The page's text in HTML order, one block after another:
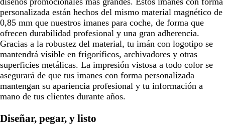
personalizada están hechos del mismo material magnético de
0,85 mm que nuestros imanes para coche, de forma que
ofrecen durabilidad profesional y una gran adherencia.
Gracias a la robustez del material, tu imán con logotipo se
mantendrá visible en frigoríficos, archivadores y otras
superficies metálicas. La impresión vistosa a todo color se
asegurará de que tus imanes con forma personalizada
mantengan su apariencia profesional y tu información a
mano de tus clientes durante años.
Diseñar, pegar, y listo